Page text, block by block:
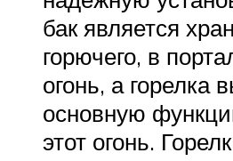
бак является
горючего, в
огонь, а горелка
основную
этот огонь.